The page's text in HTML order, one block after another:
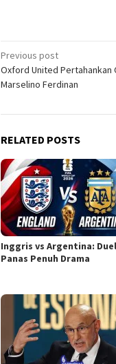
Post
navigation
Previous post
Oxford United Pertahankan
Marselino Ferdinan
RELATED POSTS
Inggris vs Argentina: Duel
Panas Penuh Drama